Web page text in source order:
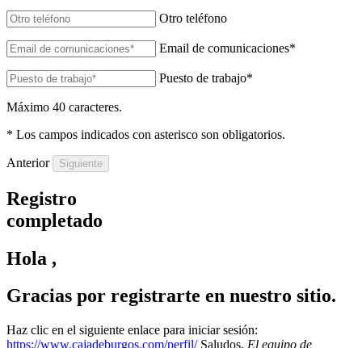
Otro teléfono
Email de comunicaciones*
Puesto de trabajo*
Máximo 40 caracteres.
* Los campos indicados con asterisco son obligatorios.
Anterior
Registro
completado
Hola ,
Gracias por registrarte en nuestro sitio.
Haz clic en el siguiente enlace para iniciar sesión:
https://www.cajadeburgos.com/perfil/Saludos, El equipo de